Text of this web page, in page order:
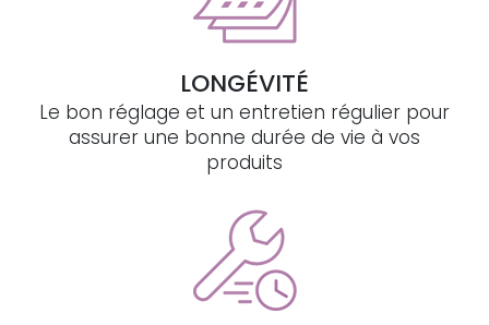
LONGÉVITÉ
Le bon réglage et un entretien régulier pour
assurer une bonne durée de vie à vos
produits